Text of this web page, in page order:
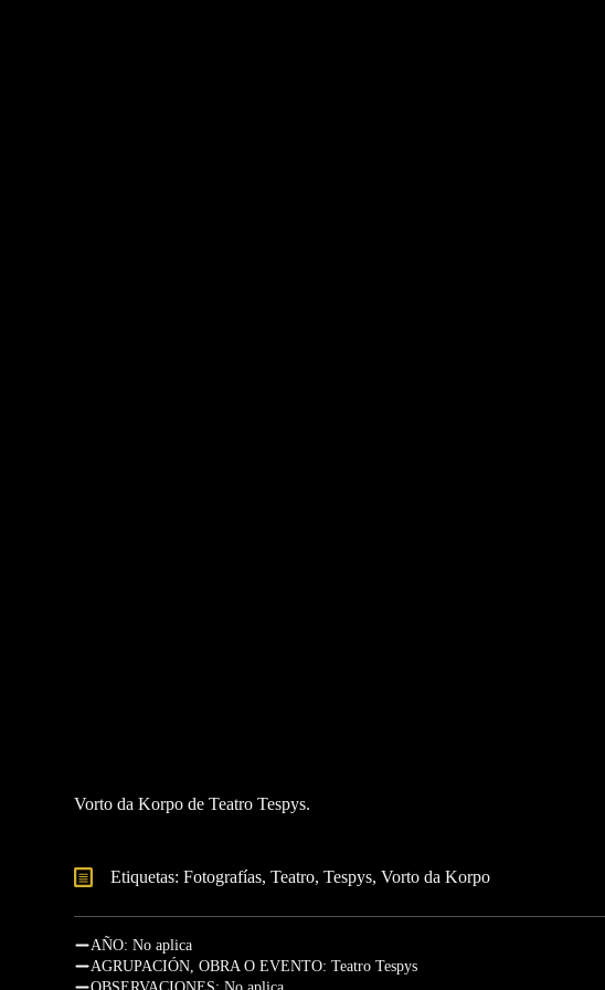
Vorto da Korpo de Teatro Tespys.
Etiquetas: Fotografías Teatro Tespys Vorto da Korpo
AÑO: No aplica
AGRUPACIÓN, OBRA O EVENTO: Teatro Tespys